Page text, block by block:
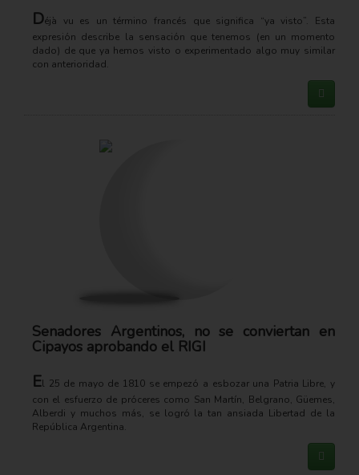
Déjà vu es un término francés que significa “ya visto”. Esta
expresión describe la sensación que tenemos (en un momento
dado) de que ya hemos visto o experimentado algo muy similar
con anterioridad.
Senadores Argentinos, no se conviertan en
Cipayos aprobando el RIGI
El 25 de mayo de 1810 se empezó a esbozar una Patria Libre, y
con el esfuerzo de próceres como San Martín, Belgrano, Güemes,
Alberdi y muchos más, se logró la tan ansiada Libertad de la
República Argentina.